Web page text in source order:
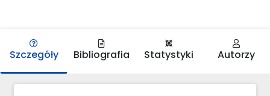
Szczegóły Bibliografia Statystyki Autorzy